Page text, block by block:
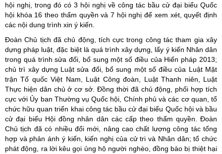
hội nghị, trong đó có 3 hội nghị về công tác bầu cử đại biểu Quốc
hội khóa 16 theo thẩm quyền và 7 hội nghị để xem xét, quyết định
các nội dung trình xin ý kiến.
Đoàn Chủ tịch đã chủ động, tích cực trong công tác tham gia xây
dựng pháp luật, đặc biệt là quá trình xây dựng, lấy ý kiến Nhân dân
trong quá trình sửa đổi, bổ sung một số điều của Hiến pháp 2013;
chủ trì xây dựng Luật sửa đổi, bổ sung một số điều của Luật Mặt
trận Tổ quốc Việt Nam, Luật Công đoàn, Luật Thanh niên, Luật
Thực hiện dân chủ ở cơ sở. Đồng thời đã chủ động, phối hợp tích
cực với Ủy ban Thường vụ Quốc hội, Chính phủ và các cơ quan, tổ
chức hữu quan triển khai công tác bầu cử đại biểu Quốc hội và bầu
cử đại biểu Hội đồng nhân dân các cấp theo thẩm quyền. Đoàn
Chủ tịch đã có nhiều đổi mới, nâng cao chất lượng công tác tổng
hợp và phản ánh ý kiến, kiến nghị của cử tri và Nhân dân; tổ chức
phát động, ra lời kêu gọi ủng hộ người nghèo, đồng bào bị thiệt hại